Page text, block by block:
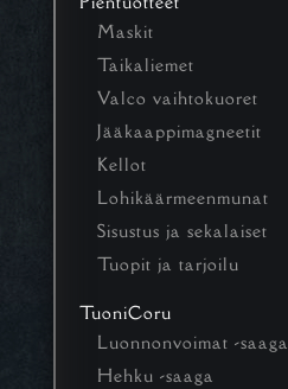
Maskit
Taikaliemet
Valco vaihtokuoret
Jääkaappimagneetit
Kellot
Lohikäärmeenmunat
Sisustus ja sekalaiset
Tuopit ja tarjoilu
TuoniCoru
Luonnonvoimat -saaga
Hehku -saaga